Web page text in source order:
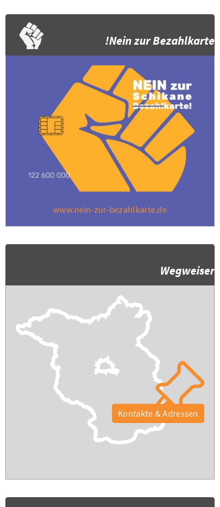
Nein zur Bezahlkarte!
www.nein-zur-bezahlkarte.de
Wegweiser
Kontakte & Adressen